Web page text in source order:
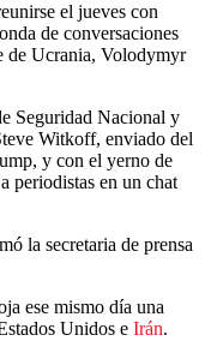
el jueves con
de conversaciones
de Ucrania, Volodymyr
Seguridad Nacional y
Witkoff, enviado del
y con el yerno de
periodistas en un chat
la secretaria de prensa
ese mismo día una
Unidos e Irán.